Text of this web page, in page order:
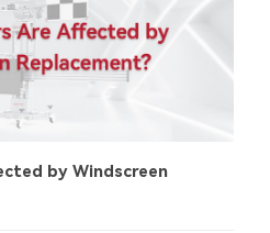
by Windscreen